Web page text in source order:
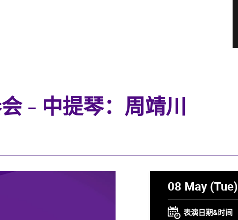
- 中提琴：周靖川
08 May (Tue)
表演日期&时间